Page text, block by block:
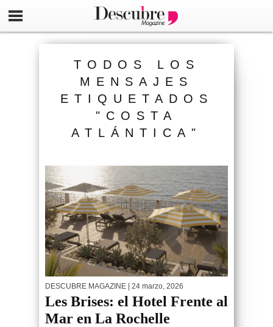
TODOS LOS
MENSAJES
ETIQUETADOS
"COSTA
ATLÁNTICA"
DESCUBRE MAGAZINE | 24 marzo, 2026
Les Brises: el Hotel Frente al
Mar en La Rochelle